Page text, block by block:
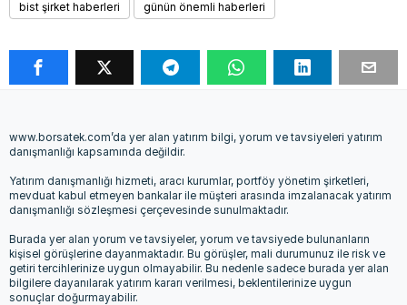
bist şirket haberleri günün önemli haberleri
www.borsatek.com’da yer alan yatırım bilgi, yorum ve tavsiyeleri yatırım
danışmanlığı kapsamında değildir.
Yatırım danışmanlığı hizmeti, aracı kurumlar, portföy yönetim şirketleri,
mevduat kabul etmeyen bankalar ile müşteri arasında imzalanacak yatırım
danışmanlığı sözleşmesi çerçevesinde sunulmaktadır.
Burada yer alan yorum ve tavsiyeler, yorum ve tavsiyede bulunanların
kişisel görüşlerine dayanmaktadır. Bu görüşler, mali durumunuz ile risk ve
getiri tercihlerinize uygun olmayabilir. Bu nedenle sadece burada yer alan
bilgilere dayanılarak yatırım kararı verilmesi, beklentilerinize uygun
sonuçlar doğurmayabilir.